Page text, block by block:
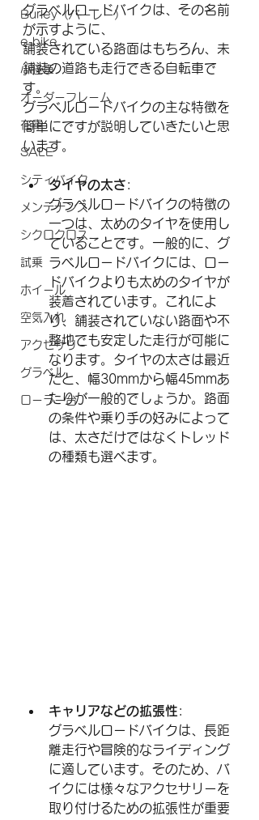
Burley（バーレー）
e-bike
小径車
オーダーフレーム
在庫
SALE
シティバイク
メンテナンス
シクロクロス
試乗
ホイール
空気入れ
アクセサリー
グラベル
ローラー台
グラベルロードバイクは、その名前
が示すように、
舗装されている路面はもちろん、未
舗装の道路も走行できる自転車で
す。
グラベルロードバイクの主な特徴を
簡単にですが説明していきたいと思
います。
タイヤの太さ:
グラベルロードバイクの特徴の
一つは、太めのタイヤを使用し
ていることです。一般的に、グ
ラベルロードバイクには、ロー
ドバイクよりも太めのタイヤが
装着されています。これによ
り、舗装されていない路面や不
整地でも安定した走行が可能に
なります。タイヤの太さは最近
だと、幅30mmから幅45mmあ
たりが一般的でしょうか。路面
の条件や乗り手の好みによって
は、太さだけではなくトレッド
の種類も選べます。
キャリアなどの拡張性:
グラベルロードバイクは、長距
離走行や冒険的なライディング
に適しています。そのため、バ
イクには様々なアクセサリーを
取り付けるための拡張性が重要